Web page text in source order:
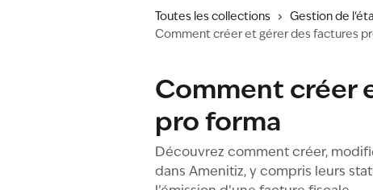
Toutes les collections Gestion de
Comment créer et gérer des factures
Comment créer
pro forma
Découvrez comment créer,
dans Amenitiz, y compris leurs